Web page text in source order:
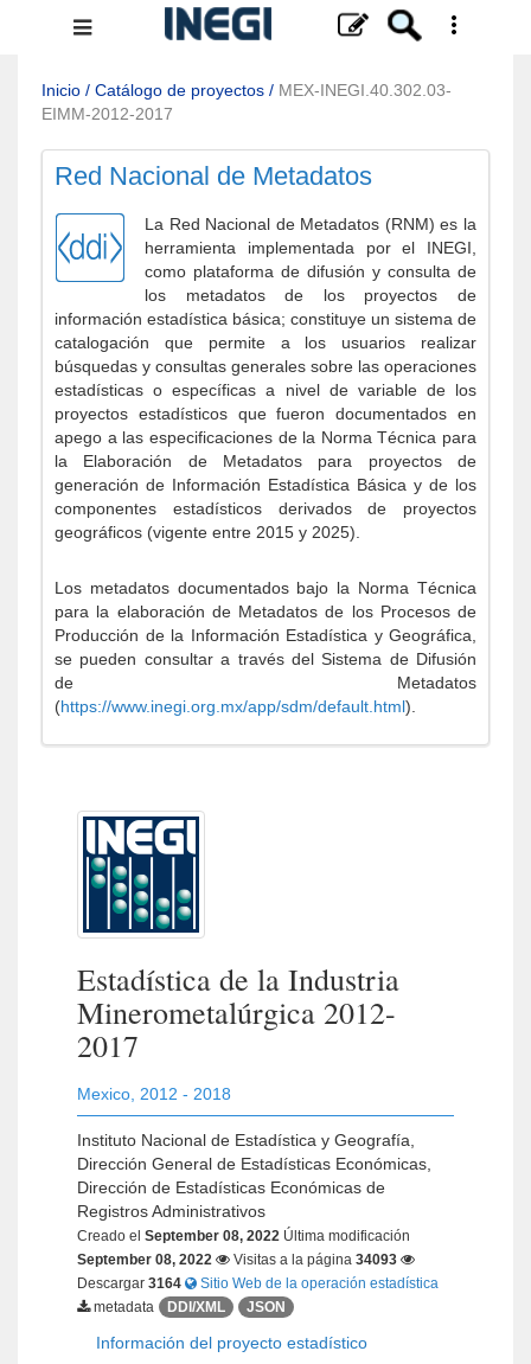
Menú
navegación
Inicio / Catálogo de proyectos / MEX-INEGI.40.302.03-
EIMM-2012-2017
Red Nacional de Metadatos
La Red Nacional de Metadatos (RNM) es la
herramienta implementada por el INEGI,
como plataforma de difusión y consulta de
los metadatos de los proyectos de
información estadística básica; constituye un sistema de
catalogación que permite a los usuarios realizar
búsquedas y consultas generales sobre las operaciones
estadísticas o específicas a nivel de variable de los
proyectos estadísticos que fueron documentados en
apego a las especificaciones de la Norma Técnica para
la Elaboración de Metadatos para proyectos de
generación de Información Estadística Básica y de los
componentes estadísticos derivados de proyectos
geográficos (vigente entre 2015 y 2025).
Los metadatos documentados bajo la Norma Técnica
para la elaboración de Metadatos de los Procesos de
Producción de la Información Estadística y Geográfica,
se pueden consultar a través del Sistema de Difusión
de Metadatos
(https://www.inegi.org.mx/app/sdm/default.html).
Estadística de la Industria
Minerometalúrgica 2012-
2017
Mexico 2012 - 2018
Instituto Nacional de Estadística y Geografía,
Dirección General de Estadísticas Económicas,
Dirección de Estadísticas Económicas de
Registros Administrativos
Creado el September 08, 2022 Última modificación
September 08, 2022
Visitas a la página 34093
Descargar 3164
Sitio Web de la operación estadística
metadata
DDI/XML JSON
Información del proyecto estadístico